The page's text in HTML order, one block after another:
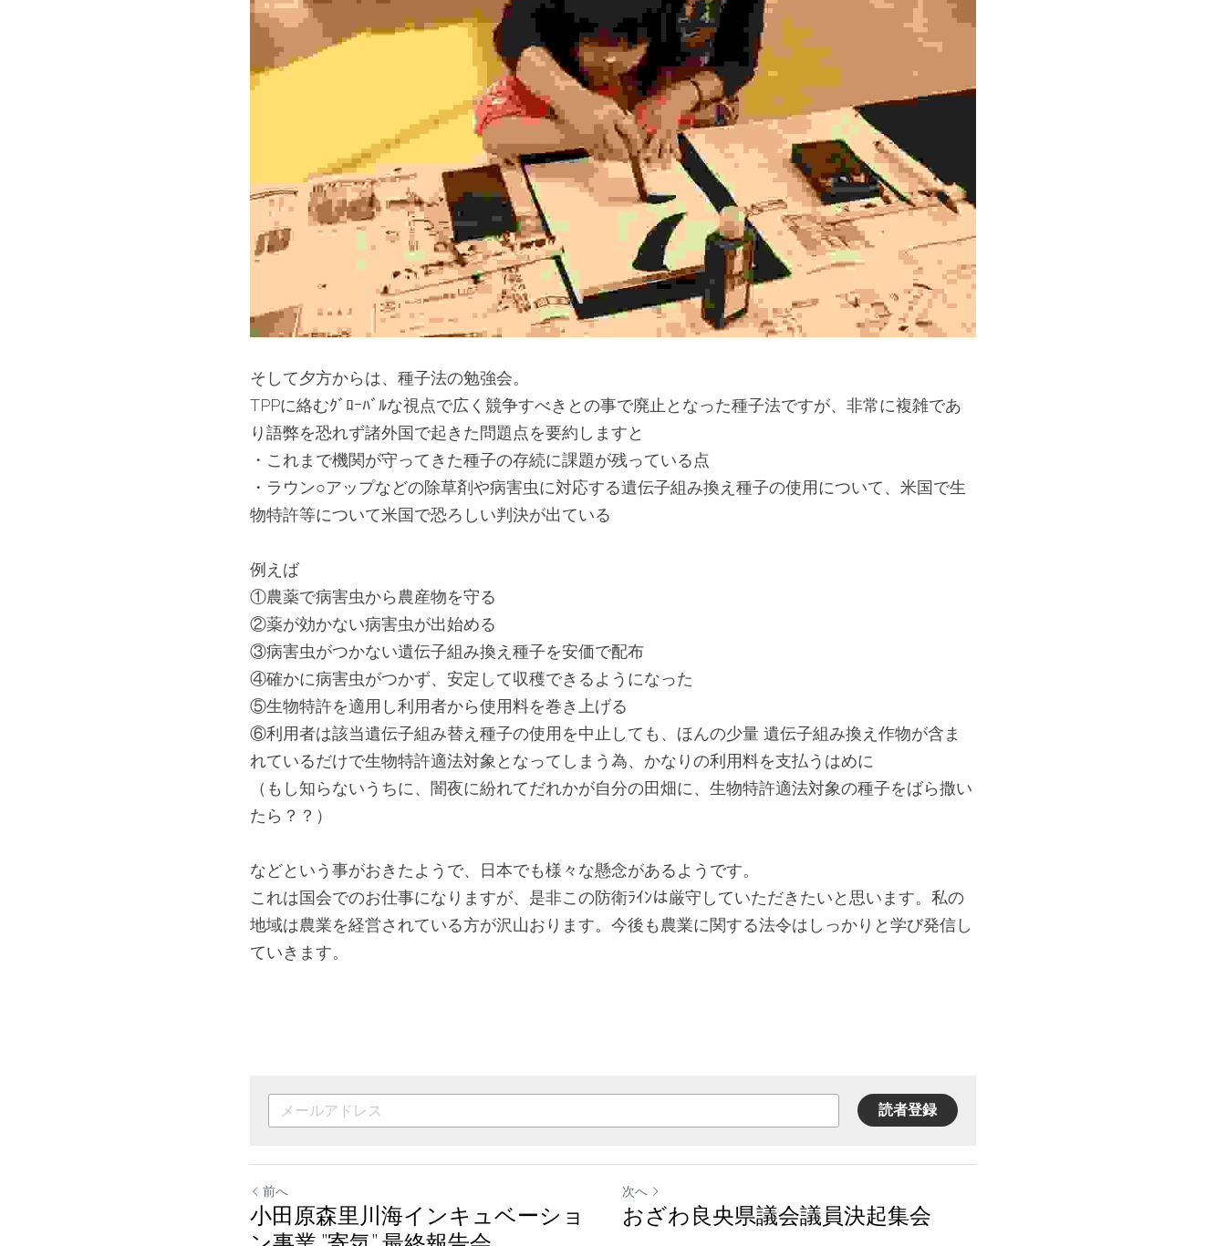
そして夕方からは、種子法の勉強会。
TPPに絡むｸﾞﾛｰﾊﾞﾙな視点で広く競争すべきとの事で廃止となった種子法ですが、非常に複雑であ
り語弊を恐れず諸外国で起きた問題点を要約しますと
・これまで機関が守ってきた種子の存続に課題が残っている点
・ラウン○アップなどの除草剤や病害虫に対応する遺伝子組み換え種子の使用について、米国で生
物特許等について米国で恐ろしい判決が出ている
例えば
①農薬で病害虫から農産物を守る
②薬が効かない病害虫が出始める
③病害虫がつかない遺伝子組み換え種子を安価で配布
④確かに病害虫がつかず、安定して収穫できるようになった
⑤生物特許を適用し利用者から使用料を巻き上げる
⑥利用者は該当遺伝子組み替え種子の使用を中止しても、ほんの少量 遺伝子組み換え作物が含ま
れているだけで生物特許適法対象となってしまう為、かなりの利用料を支払うはめに
（もし知らないうちに、闇夜に紛れてだれかが自分の田畑に、生物特許適法対象の種子をばら撒い
たら？？）
などという事がおきたようで、日本でも様々な懸念があるようです。
これは国会でのお仕事になりますが、是非この防衛ﾗｲﾝは厳守していただきたいと思います。私の
地域は農業を経営されている方が沢山おります。今後も農業に関する法令はしっかりと学び発信し
ていきます。
読者登録
前へ
小田原森里川海インキュベーショ
次へ
おざわ良央県議会議員決起集会